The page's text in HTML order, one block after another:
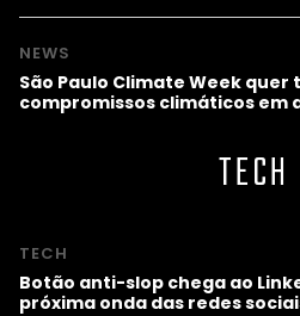
NEWS
São Paulo Climate Week
compromissos climáticos em
TECH
TECH
Botão anti-slop chega ao
próxima onda das redes